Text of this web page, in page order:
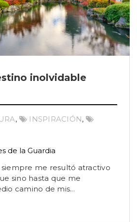
inolvidable
, INSPIRACIÓN,
de la Guardia
me resultó atractivo
sino hasta que me
camino de mis...